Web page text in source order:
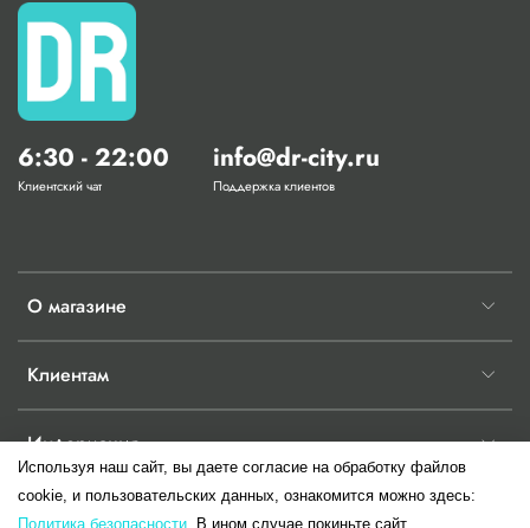
О магазине
Клиентам
Информация
6:30 - 22:00
Клиентский чат
info@dr-city.ru
Поддержка клиентов
Используя наш сайт, вы даете согласие на обработку файлов
cookie, и пользовательских данных, ознакомится можно здесь:
Политика безопасности.
В ином случае покиньте сайт.